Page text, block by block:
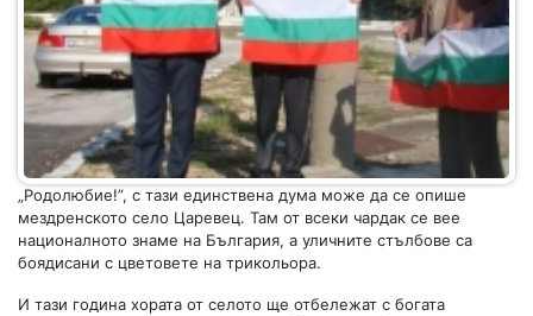
„Родолюбие!”, с тази единствена дума може да се опише
мездренското село Царевец. Там от всеки чардак се вее
националното знаме на България, а уличните стълбове са
боядисани с цветовете на трикольора.
И тази година хората от селото ще отбележат с богата